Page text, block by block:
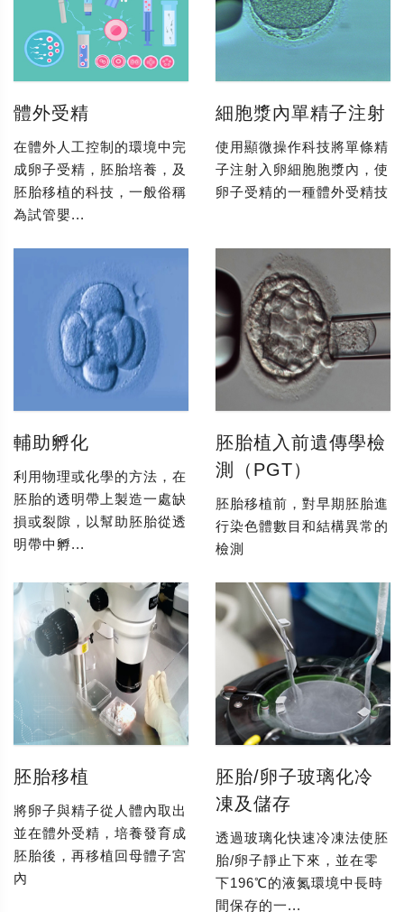
體外受精
在體外人工控制的環境中完
成卵子受精，胚胎培養，及
胚胎移植的科技，一般俗稱
為試管嬰...
細胞漿內單精子注射
使用顯微操作科技將單條精
子注射入卵細胞胞漿內，使
卵子受精的一種體外受精技
輔助孵化
利用物理或化學的方法，在
胚胎的透明帶上製造一處缺
損或裂隙，以幫助胚胎從透
明帶中孵...
胚胎植入前遺傳學檢
測（PGT）
胚胎移植前，對早期胚胎進
行染色體數目和結構異常的
檢測
胚胎移植
將卵子與精子從人體內取出
並在體外受精，培養發育成
胚胎後，再移植回母體子宮
內
胚胎/卵子玻璃化冷
凍及儲存
透過玻璃化快速冷凍法使胚
胎/卵子靜止下來，並在零
下196℃的液氮環境中長時
間保存的一...